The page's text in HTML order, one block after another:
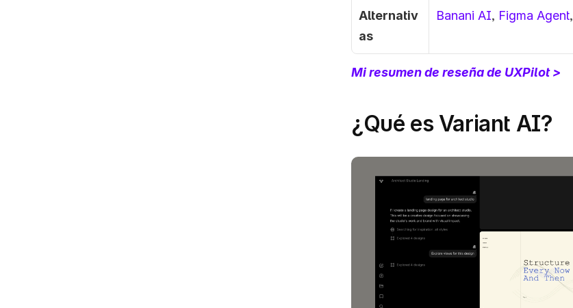
Alternativ
as
Banani AI, Figma Agent,
Mi resumen de reseña de UXPilot >
¿Qué es Variant AI?